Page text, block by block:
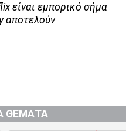
είναι εμπορικό σήμα
αποτελούν
ΘΕΜΑΤΑ